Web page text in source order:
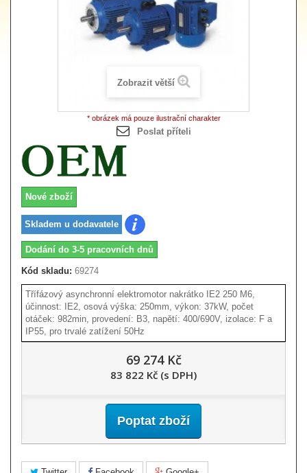
Zobrazit větší
* obrázek má pouze ilustrační charakter
Poslat příteli
Nové zboží
Skladem u dodavatele
Dodání do 3-5 pracovních dnů
Kód skladu: 69274
Třífázový asynchronní elektromotor nakrátko IE2 250 M6,
účinnost: IE2, osová výška: 250mm, výkon: 37kW, počet
otáček: 982min, provedení: B3, napětí: 400/690V, izolace: F a
IP55, pro trvalé zatížení 50Hz
69 274 Kč
83 822 Kč (s DPH)
Poptat zboží